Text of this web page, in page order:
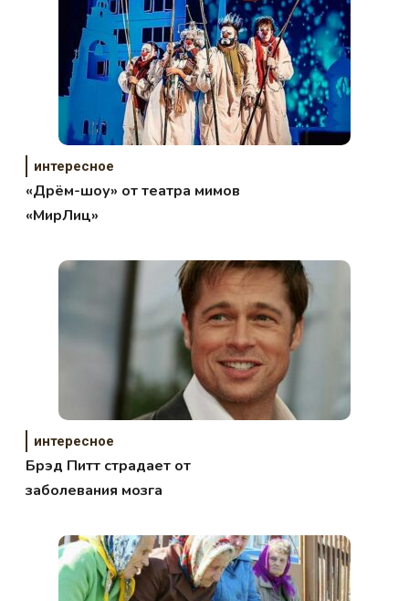
интересное
«Дрём-шоу» от театра мимов
«МирЛиц»
интересное
Брэд Питт страдает от
заболевания мозга